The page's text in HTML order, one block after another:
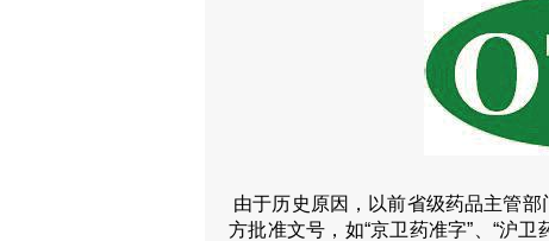
由于历史原因，以前省级药品主管
方批准文号，如“京卫药准字”、“沪